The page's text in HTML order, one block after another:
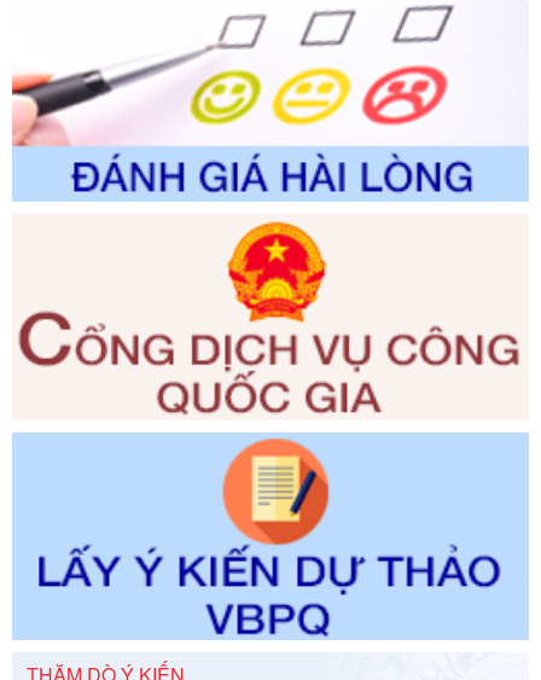
2310/QĐ-UBND
Tên: Về việc công bố Danh mục thủ tục hành chính sửa
đổi, bổ sung và phê duyệt Quy trình nội bộ, quy trình điện tử
trong giải quyết thủtục hành chính lĩnh vực biến đổi khí hậu
thuộc phạm vi giải quyết của Sở Nông nghiệp và Môi
trường
Ngày ban hành: 01/06/2026
Số kí hiệu:2300/QĐ-UBND
Tên: V/v công bố danh mục thủ tục hành chính được sửa
đổi, bổ sung và phê duyệt quy trình nội bộ, quy trình điện tử
giải quyết thủ tục hành chính trong lĩnh vực Luật sư thuộc
phạm vi chức năng quản lý của Sở Tư pháp
Ngày ban hành: 01/06/2026
351/2025/NĐ-CP
Tên: Nghị định số 351/2025/NĐ-CP của Chính phủ: Quy
định chuẩn nghèo đa chiều quốc gia giai đoạn 2026 - 2030
Ngày ban hành: 29/12/2026
3014/QĐ-UBND
Tên: Quyết định về việc công bố danh mục thủ tục hành
chính ban hành mới, sửa đổi bổ sung trong lĩnh vực hỗ trợ
đầu tư, lĩnh vực đấu thầu lựa chọn nhà thầu thuộc thẩm
quyền giải quyết của Sở Tài chính và Ban Quản lý Khu kinh
tế Đông Nam Nghệ An
Ngày ban hành: 23/09/2026
THĂM DÒ Ý KIẾN